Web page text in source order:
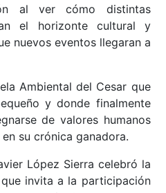
al ver cómo distintas
el horizonte cultural y
nuevos eventos llegaran a
Ambiental del Cesar que
y donde finalmente
de valores humanos
su crónica ganadora.
López Sierra celebró la
invita a la participación